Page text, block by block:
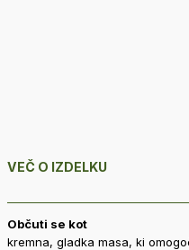
VEČ O IZDELKU
Občuti se kot
kremna, gladka masa, ki